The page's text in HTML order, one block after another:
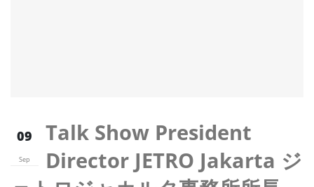
09
Sep
Talk Show President
Director JETRO Jakarta ジ